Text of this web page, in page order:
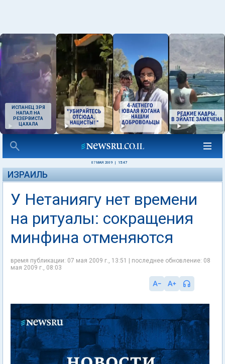
ИСПАНЕЦ ЗРЯ
НАПАЛ НА
РЕЗЕРВИСТА
ЦАХАЛА
07 МАЯ 2009 15:47
ИЗРАИЛЬ
У Нетаниягу нет времени
на ритуалы: сокращения
минфина отменяются
время публикации: 07 мая 2009 г., 13:51 | последнее обновление: 08
мая 2009 г., 08:03